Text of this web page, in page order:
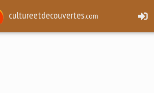
cultureetdecouvertes.com